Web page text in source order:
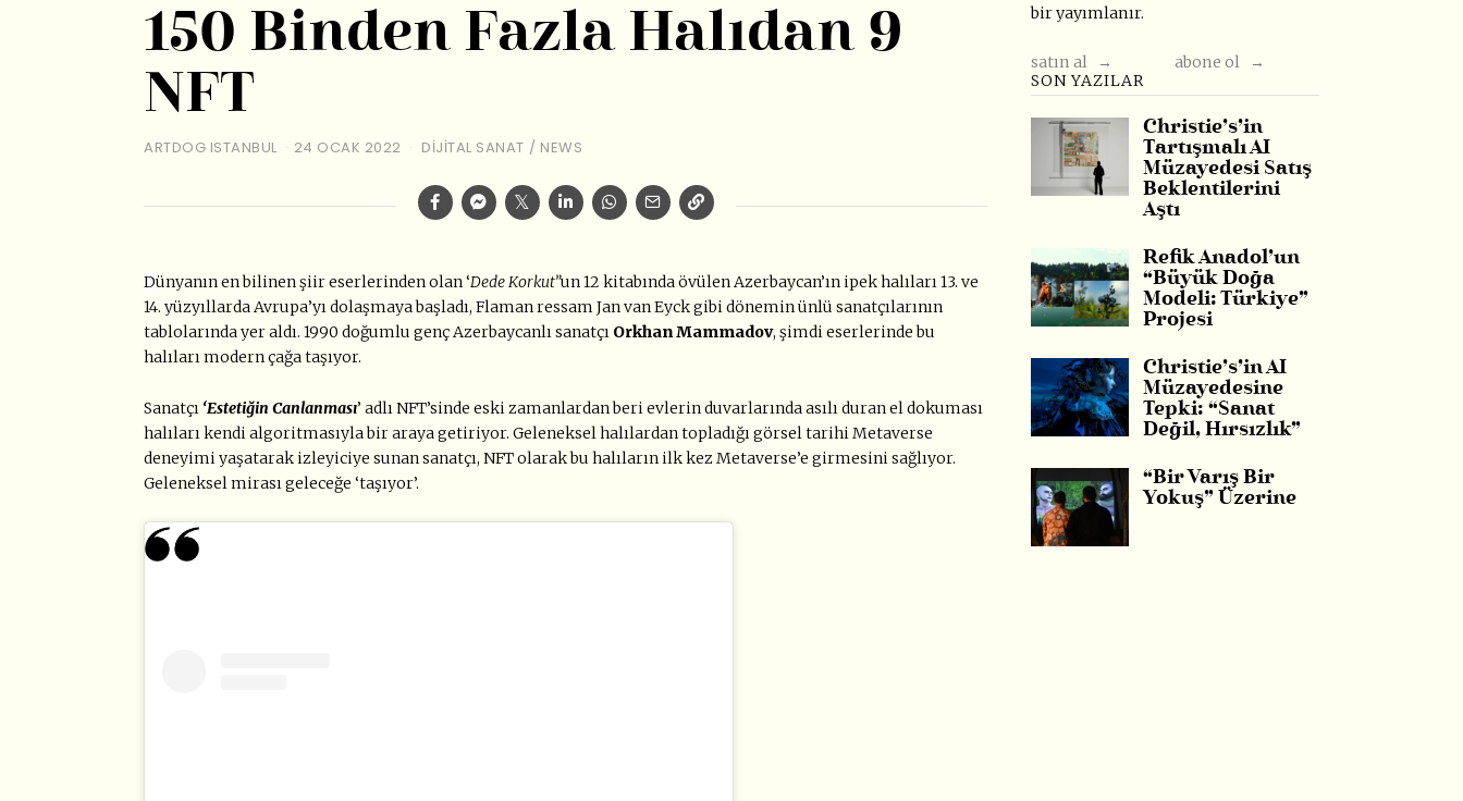
150 Binden Fazla Halıdan 9
NFT
ARTDOG ISTANBUL 24 OCAK 2022 DIJITAL SANAT / NEWS
Dünyanın en bilinen şiir eserlerinden olan ‘Dede Korkut”un 12 kitabında övülen Azerbaycan’ın ipek halıları 13. ve
14. yüzyıllarda Avrupa’yı dolaşmaya başladı, Flaman ressam Jan van Eyck gibi dönemin ünlü sanatçılarının
tablolarında yer aldı. 1990 doğumlu genç Azerbaycanlı sanatçı Orkhan Mammadov, şimdi eserlerinde bu
halıları modern çağa taşıyor.
Sanatçı ‘Estetiğin Canlanması’ adlı NFT’sinde eski zamanlardan beri evlerin duvarlarında asılı duran el dokuması
halıları kendi algoritmasıyla bir araya getiriyor. Geleneksel halılardan topladığı görsel tarihi Metaverse
deneyimi yaşatarak izleyiciye sunan sanatçı, NFT olarak bu halıların ilk kez Metaverse’e girmesini sağlıyor.
Geleneksel mirası geleceğe ‘taşıyor’.
bir yayımlanır.
satın al →
abone ol →
SON YAZILAR
Christie’s’in
Tartışmalı AI
Müzayedesi Satış
Beklentilerini
Aştı
Refik Anadol’un
“Büyük Doğa
Modeli: Türkiye”
Projesi
Christie’s’in AI
Müzayedesine
Tepki: “Sanat
Değil, Hırsızlık”
“Bir Varış Bir
Yokuş” Üzerine